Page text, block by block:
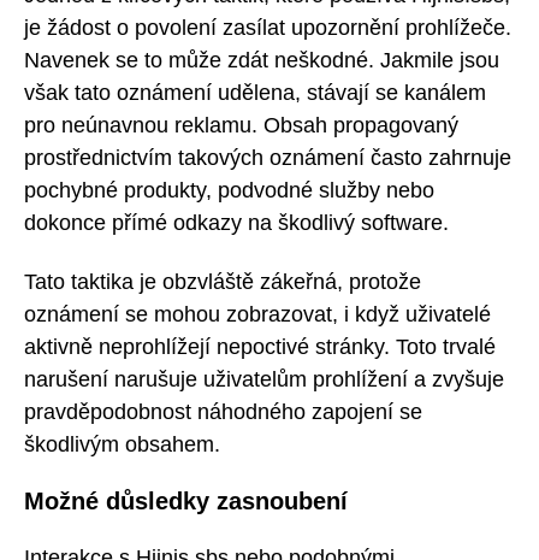
je žádost o povolení zasílat upozornění prohlížeče.
Navenek se to může zdát neškodné. Jakmile jsou
však tato oznámení udělena, stávají se kanálem
pro neúnavnou reklamu. Obsah propagovaný
prostřednictvím takových oznámení často zahrnuje
pochybné produkty, podvodné služby nebo
dokonce přímé odkazy na škodlivý software.
Tato taktika je obzvláště zákeřná, protože
oznámení se mohou zobrazovat, i když uživatelé
aktivně neprohlížejí nepoctivé stránky. Toto trvalé
narušení narušuje uživatelům prohlížení a zvyšuje
pravděpodobnost náhodného zapojení se
škodlivým obsahem.
Možné důsledky zasnoubení